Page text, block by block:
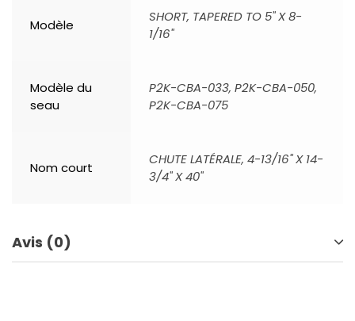
Modèle
SHORT, TAPERED TO 5" X 8-
1/16"
Modèle du
seau
P2K-CBA-033, P2K-CBA-050,
P2K-CBA-075
Nom court
CHUTE LATÉRALE, 4-13/16" X 14-
3/4" X 40"
Avis (0)